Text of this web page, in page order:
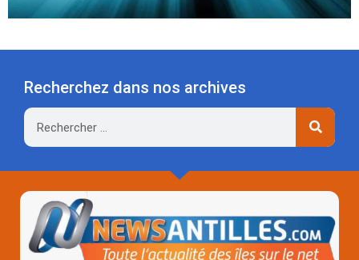
Recherchez dans nos archives
Rechercher